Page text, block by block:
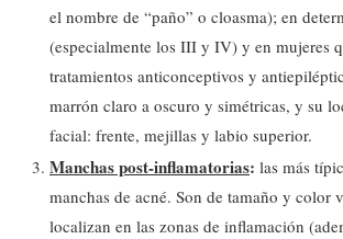
el nombre de “paño” o cloasma); en
(especialmente los III y IV) y en mujeres
tratamientos anticonceptivos y
marrón claro a oscuro y simétricas, y su
facial: frente, mejillas y labio superior.
Manchas post-inflamatorias: las más
manchas de acné. Son de tamaño y color
localizan en las zonas de inflamación